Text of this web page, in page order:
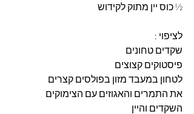
½ כוס יין מתוק לקידוש
לציפוי :
שקדים טחונים
פיסטוקים קצוצים
לטחון במעבד מזון בפולסים קצרים
את התמרים והאגוזים עם הצימוקים
השקדים והיין